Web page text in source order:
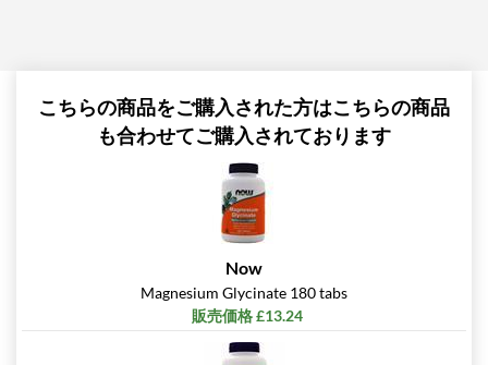
こちらの商品をご購入された方はこちらの商品
も合わせてご購入されております
Now
Magnesium Glycinate 180 tabs
販売価格 £13.24